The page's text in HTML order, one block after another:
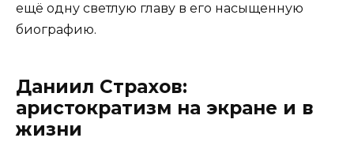
ещё одну светлую главу в его насыщенную
биографию.
Даниил Страхов:
аристократизм на экране и в
жизни